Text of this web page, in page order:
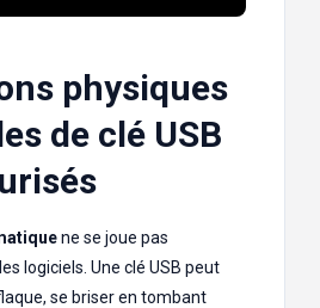
physiques
de clé USB
ne se joue pas
logiciels. Une clé USB peut
se briser en tombant